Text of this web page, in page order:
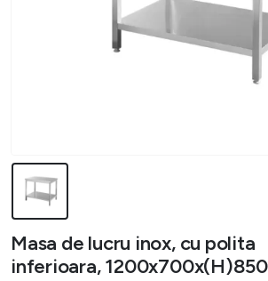
Masa de lucru inox, cu polita
inferioara,